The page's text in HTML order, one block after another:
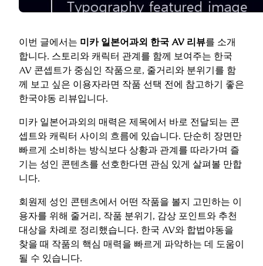
이번 글에서는 미카 일본어과외 한국 AV 리뷰를 소개
합니다. 스토리와 캐릭터 관계를 함께 보여주는 한국
AV 콘셉트가 중심인 작품으로, 줄거리와 분위기를 함
께 보고 싶은 이용자라면 작품 선택 전에 참고하기 좋은
한국야동 리뷰입니다.
미카 일본어과외의 매력은 제목에서 바로 전달되는 콘
셉트와 캐릭터 사이의 흐름에 있습니다. 단순히 장면만
빠르게 소비하는 방식보다 상황과 관계를 따라가며 즐
기는 성인 콘텐츠를 선호한다면 관심 있게 살펴볼 만합
니다.
회원제 성인 콘텐츠에서 어떤 작품을 볼지 고민하는 이
용자를 위해 줄거리, 작품 분위기, 감상 포인트와 추천
대상을 차례로 정리했습니다. 한국 AV와 합법야동을
찾을 때 작품의 핵심 매력을 빠르게 파악하는 데 도움이
될 수 있습니다.